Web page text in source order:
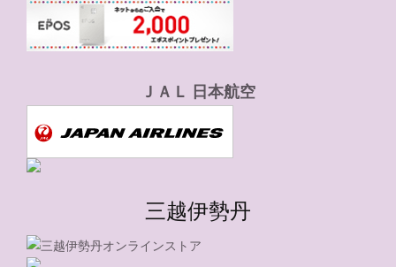
ＪＡＬ 日本航空
三越伊勢丹